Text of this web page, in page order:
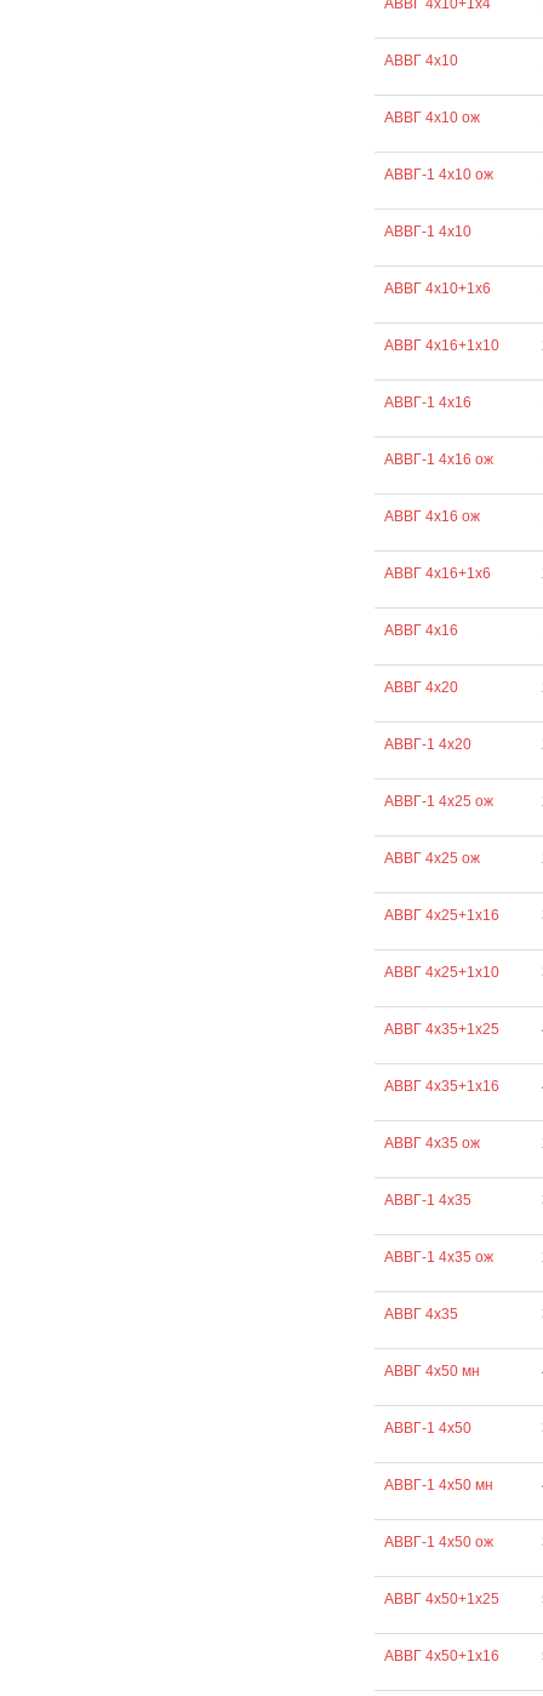
АВВГ 4х10+1х4
АВВГ 4х10
АВВГ 4х10 ож
АВВГ-1 4х10 ож
АВВГ-1 4х10
АВВГ 4х10+1х6
АВВГ 4х16+1х10
АВВГ-1 4х16
АВВГ-1 4х16 ож
АВВГ 4х16 ож
АВВГ 4х16+1х6
АВВГ 4х16
АВВГ 4х20
АВВГ-1 4х20
АВВГ-1 4х25 ож
АВВГ 4х25 ож
АВВГ 4х25+1х16
АВВГ 4х25+1х10
АВВГ 4х35+1х25
АВВГ 4х35+1х16
АВВГ 4х35 ож
АВВГ-1 4х35
АВВГ-1 4х35 ож
АВВГ 4х35
АВВГ 4х50 мн
АВВГ-1 4х50
АВВГ-1 4х50 мн
АВВГ-1 4х50 ож
АВВГ 4х50+1х25
АВВГ 4х50+1х16